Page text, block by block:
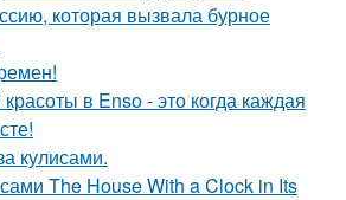
которая вызвала бурное
в Enso - это когда каждая
кулисами.
The House With a Clock in Its